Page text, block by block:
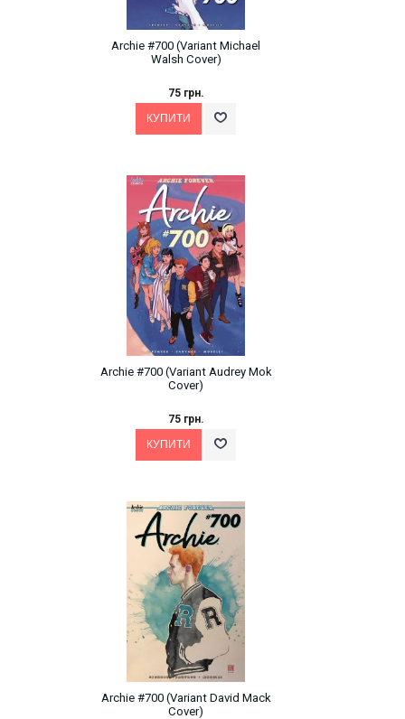
Archie #700 (Variant Michael
Walsh Cover)
75 грн.
Archie #700 (Variant Audrey Mok
Cover)
75 грн.
Archie #700 (Variant David Mack
Cover)